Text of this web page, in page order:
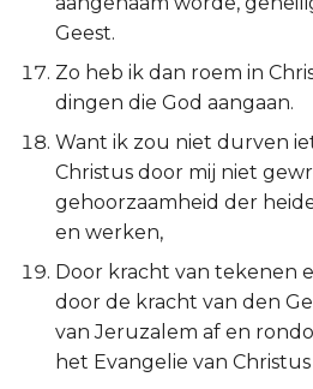
Micha
Hábakuk
Zefánja
Haggaï
Zacharía
Geest.
Zo heb ik dan roem in
dingen die God aangaan.
Want ik zou niet durven
Christus door mij niet
gehoorzaamheid der
en werken,
Door kracht van tekenen
door de kracht van den
van Jeruzalem af en
het Evangelie van